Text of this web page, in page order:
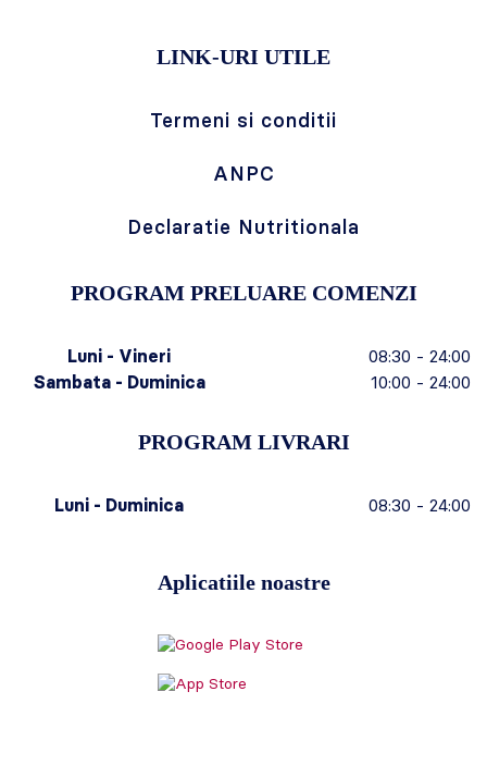
LINK-URI UTILE
Termeni si conditii
ANPC
Declaratie Nutritionala
PROGRAM PRELUARE COMENZI
Luni - Vineri
08:30 - 24:00
Sambata - Duminica
10:00 - 24:00
PROGRAM LIVRARI
Luni - Duminica 08:30 - 24:00
Aplicatiile noastre